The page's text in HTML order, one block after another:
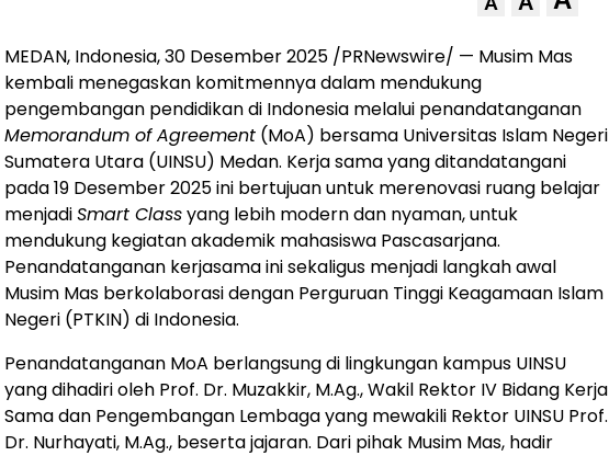
MEDAN, Indonesia, 30 Desember 2025 /PRNewswire/ — Musim Mas
kembali menegaskan komitmennya dalam mendukung
pengembangan pendidikan di Indonesia melalui penandatanganan
Memorandum of Agreement (MoA) bersama Universitas Islam Negeri
Sumatera Utara (UINSU) Medan. Kerja sama yang ditandatangani
pada 19 Desember 2025 ini bertujuan untuk merenovasi ruang belajar
menjadiSmart Classyang lebih modern dan nyaman, untuk
mendukung kegiatan akademik mahasiswa Pascasarjana.
Penandatanganan kerjasama ini sekaligus menjadi langkah awal
Musim Mas berkolaborasi dengan Perguruan Tinggi Keagamaan Islam
Negeri (PTKIN) di Indonesia.
Penandatanganan MoA berlangsung di lingkungan kampus UINSU
yang dihadiri oleh Prof. Dr. Muzakkir, M.Ag., Wakil Rektor IV Bidang Kerja
Sama dan Pengembangan Lembaga yang mewakili Rektor UINSU Prof.
Dr. Nurhayati, M.Ag., beserta jajaran. Dari pihak Musim Mas, hadir